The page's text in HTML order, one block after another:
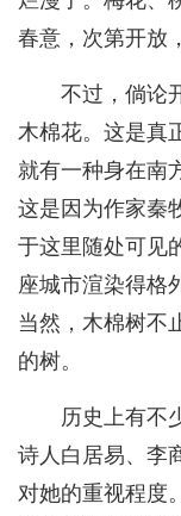
春意，次第开放
不过，倘论
木棉花。这是真
就有一种身在南
这是因为作家秦
于这里随处可见
座城市渲染得格
当然，木棉树不
的树。
历史上有不
诗人白居易、李
对她的重视程度